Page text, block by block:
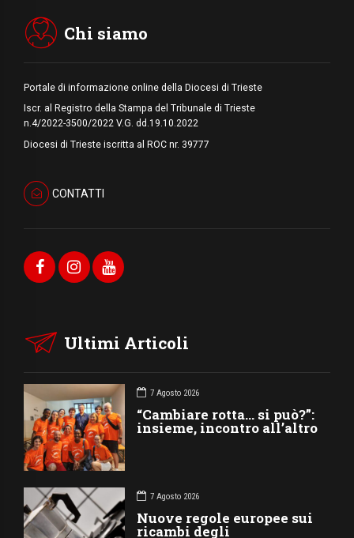
Chi siamo
Portale di informazione online della Diocesi di Trieste
Iscr. al Registro della Stampa del Tribunale di Trieste
n.4/2022-3500/2022 V.G. dd.19.10.2022
Diocesi di Trieste iscritta al ROC nr. 39777
CONTATTI
Ultimi Articoli
7 Agosto 2026
“Cambiare rotta… si può?”:
insieme, incontro all’altro
7 Agosto 2026
Nuove regole europee sui
ricambi degli